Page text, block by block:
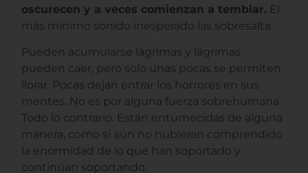
oscurecen y a veces comienzan a temblar. El
más mínimo sonido inesperado las sobresalta.
Pueden acumularse lágrimas y lágrimas
pueden caer, pero solo unas pocas se permiten
llorar. Pocas dejan entrar los horrores en sus
mentes. No es por alguna fuerza sobrehumana.
Todo lo contrario. Están entumecidas de alguna
manera, como si aún no hubieran comprendido
la enormidad de lo que han soportado y
continúan soportando.